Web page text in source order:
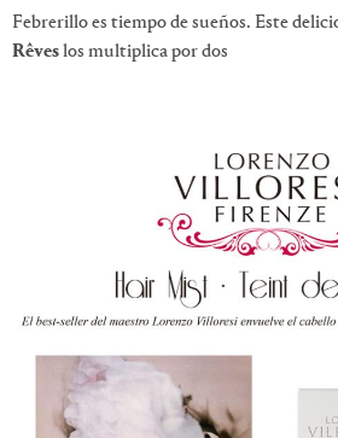
Febrerillo es tiempo de sueños. Este
Rêveslos multiplica por dos